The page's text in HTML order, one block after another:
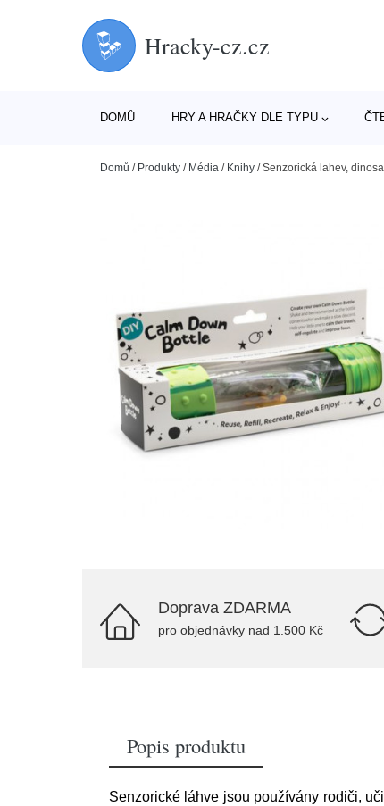
Hracky-cz.cz
DOMŮ HRY A HRAČKY DLE TYPU
Domů / Produkty / Média / Knihy /Senzorická lahev,
Doprava ZDARMA
pro objednávky nad 1.500 Kč
Popis produktu
Senzorické láhve jsou používány rodiči,